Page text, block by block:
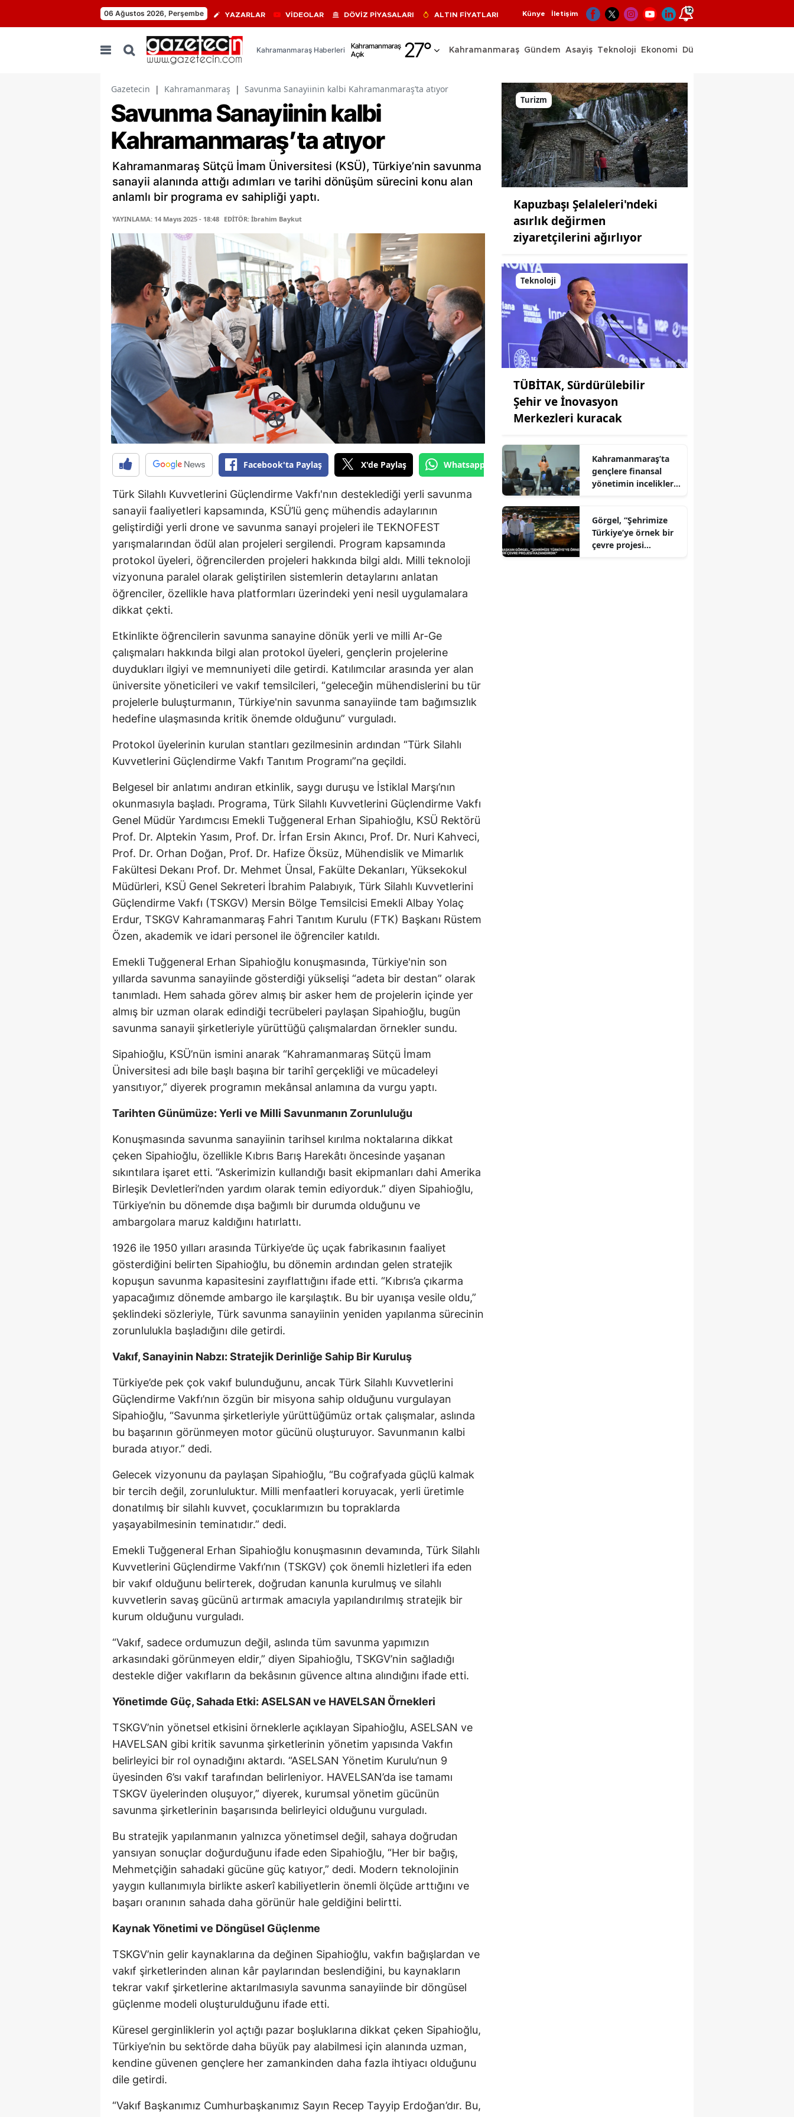
06 Ağustos 2026, Perşembe YAZARLAR VİDEOLAR DÖVİZ PİYASALARI ALTIN FİYATLARI Künye İletişim 12
Kahramanmaraş Haberleri
Kahramanmaraş
Açık
27°
Adıyaman
Afyonkarahisar
Ağrı
Antalya
Balıkesir
Bilecik
Bingöl
Bitlis
Bolu
Burdur
Bursa
Çanakkale
Çankırı
Çorum
Denizli
Diyarbakır
Edirne
Elazığ
Erzincan
Eskişehir
Gaziantep
Giresun
Gümüşhane
Hatay
Isparta
Mersin
İstanbul
İzmir
Kars
Kastamonu
Kayseri
Kırklareli
Kırşehir
Kocaeli
Konya
Kütahya
Malatya
Mardin
Muğla
Niğde
Ordu
Rize
Sakarya
Sivas
Tekirdağ
Trabzon
Tunceli
Uşak
Van
Aksaray
Bayburt
Karaman
Kırıkkale
Batman
Şırnak
Iğdır
Yalova
Karabük
Osmaniye
Düzce
Kahramanmaraş Gündem Asayiş Teknoloji Ekonomi Dünya
Gazetecin | Kahramanmaraş | Savunma Sanayiinin kalbi Kahramanmaraş’ta atıyor
Savunma Sanayiinin kalbi
Kahramanmaraş’ta atıyor
Kahramanmaraş Sütçü İmam Üniversitesi (KSÜ), Türkiye’nin savunma
sanayii alanında attığı adımları ve tarihi dönüşüm sürecini konu alan
anlamlı bir programa ev sahipliği yaptı.
YAYINLAMA: 14 Mayıs 2025 - 18:48 EDİTÖR: İbrahim Baykut
Facebook'ta Paylaş X'de Paylaş Whatsapp'tan Gönder
Türk Silahlı Kuvvetlerini Güçlendirme Vakfı'nın desteklediği yerli savunma
sanayii faaliyetleri kapsamında, KSÜ’lü genç mühendis adaylarının
geliştirdiği yerli drone ve savunma sanayi projeleri ile TEKNOFEST
yarışmalarından ödül alan projeleri sergilendi. Program kapsamında
protokol üyeleri, öğrencilerden projeleri hakkında bilgi aldı. Milli teknoloji
vizyonuna paralel olarak geliştirilen sistemlerin detaylarını anlatan
öğrenciler, özellikle hava platformları üzerindeki yeni nesil uygulamalara
dikkat çekti.
Etkinlikte öğrencilerin savunma sanayine dönük yerli ve milli Ar-Ge
çalışmaları hakkında bilgi alan protokol üyeleri, gençlerin projelerine
duydukları ilgiyi ve memnuniyeti dile getirdi. Katılımcılar arasında yer alan
üniversite yöneticileri ve vakıf temsilcileri, “geleceğin mühendislerini bu tür
projelerle buluşturmanın, Türkiye'nin savunma sanayiinde tam bağımsızlık
hedefine ulaşmasında kritik önemde olduğunu” vurguladı.
Protokol üyelerinin kurulan stantları gezilmesinin ardından “Türk Silahlı
Kuvvetlerini Güçlendirme Vakfı Tanıtım Programı”na geçildi.
Belgesel bir anlatımı andıran etkinlik, saygı duruşu ve İstiklal Marşı’nın
okunmasıyla başladı. Programa, Türk Silahlı Kuvvetlerini Güçlendirme Vakfı
Genel Müdür Yardımcısı Emekli Tuğgeneral Erhan Sipahioğlu, KSÜ Rektörü
Prof. Dr. Alptekin Yasım, Prof. Dr. İrfan Ersin Akıncı, Prof. Dr. Nuri Kahveci,
Prof. Dr. Orhan Doğan, Prof. Dr. Hafize Öksüz, Mühendislik ve Mimarlık
Fakültesi Dekanı Prof. Dr. Mehmet Ünsal, Fakülte Dekanları, Yüksekokul
Müdürleri, KSÜ Genel Sekreteri İbrahim Palabıyık, Türk Silahlı Kuvvetlerini
Güçlendirme Vakfı (TSKGV) Mersin Bölge Temsilcisi Emekli Albay Yolaç
Erdur, TSKGV Kahramanmaraş Fahri Tanıtım Kurulu (FTK) Başkanı Rüstem
Özen, akademik ve idari personel ile öğrenciler katıldı.
Emekli Tuğgeneral Erhan Sipahioğlu konuşmasında, Türkiye'nin son
yıllarda savunma sanayiinde gösterdiği yükselişi “adeta bir destan” olarak
tanımladı. Hem sahada görev almış bir asker hem de projelerin içinde yer
almış bir uzman olarak edindiği tecrübeleri paylaşan Sipahioğlu, bugün
savunma sanayii şirketleriyle yürüttüğü çalışmalardan örnekler sundu.
Sipahioğlu, KSÜ’nün ismini anarak “Kahramanmaraş Sütçü İmam
Üniversitesi adı bile başlı başına bir tarihî gerçekliği ve mücadeleyi
yansıtıyor,” diyerek programın mekânsal anlamına da vurgu yaptı.
Tarihten Günümüze: Yerli ve Milli Savunmanın Zorunluluğu
Konuşmasında savunma sanayiinin tarihsel kırılma noktalarına dikkat
çeken Sipahioğlu, özellikle Kıbrıs Barış Harekâtı öncesinde yaşanan
sıkıntılara işaret etti. “Askerimizin kullandığı basit ekipmanları dahi Amerika
Birleşik Devletleri’nden yardım olarak temin ediyorduk.” diyen Sipahioğlu,
Türkiye’nin bu dönemde dışa bağımlı bir durumda olduğunu ve
ambargolara maruz kaldığını hatırlattı.
1926 ile 1950 yılları arasında Türkiye’de üç uçak fabrikasının faaliyet
gösterdiğini belirten Sipahioğlu, bu dönemin ardından gelen stratejik
kopuşun savunma kapasitesini zayıflattığını ifade etti. “Kıbrıs’a çıkarma
yapacağımız dönemde ambargo ile karşılaştık. Bu bir uyanışa vesile oldu,”
şeklindeki sözleriyle, Türk savunma sanayiinin yeniden yapılanma sürecinin
zorunlulukla başladığını dile getirdi.
Vakıf, Sanayinin Nabzı: Stratejik Derinliğe Sahip Bir Kuruluş
Türkiye’de pek çok vakıf bulunduğunu, ancak Türk Silahlı Kuvvetlerini
Güçlendirme Vakfı’nın özgün bir misyona sahip olduğunu vurgulayan
Sipahioğlu, “Savunma şirketleriyle yürüttüğümüz ortak çalışmalar, aslında
bu başarının görünmeyen motor gücünü oluşturuyor. Savunmanın kalbi
burada atıyor.” dedi.
Gelecek vizyonunu da paylaşan Sipahioğlu, “Bu coğrafyada güçlü kalmak
bir tercih değil, zorunluluktur. Milli menfaatleri koruyacak, yerli üretimle
donatılmış bir silahlı kuvvet, çocuklarımızın bu topraklarda
yaşayabilmesinin teminatıdır.” dedi.
Emekli Tuğgeneral Erhan Sipahioğlu konuşmasının devamında, Türk Silahlı
Kuvvetlerini Güçlendirme Vakfı’nın (TSKGV) çok önemli hizletleri ifa eden
bir vakıf olduğunu belirterek, doğrudan kanunla kurulmuş ve silahlı
kuvvetlerin savaş gücünü artırmak amacıyla yapılandırılmış stratejik bir
kurum olduğunu vurguladı.
“Vakıf, sadece ordumuzun değil, aslında tüm savunma yapımızın
arkasındaki görünmeyen eldir,” diyen Sipahioğlu, TSKGV’nin sağladığı
destekle diğer vakıfların da bekâsının güvence altına alındığını ifade etti.
Yönetimde Güç, Sahada Etki: ASELSAN ve HAVELSAN Örnekleri
TSKGV’nin yönetsel etkisini örneklerle açıklayan Sipahioğlu, ASELSAN ve
HAVELSAN gibi kritik savunma şirketlerinin yönetim yapısında Vakfın
belirleyici bir rol oynadığını aktardı. “ASELSAN Yönetim Kurulu’nun 9
üyesinden 6’sı vakıf tarafından belirleniyor. HAVELSAN’da ise tamamı
TSKGV üyelerinden oluşuyor,” diyerek, kurumsal yönetim gücünün
savunma şirketlerinin başarısında belirleyici olduğunu vurguladı.
Bu stratejik yapılanmanın yalnızca yönetimsel değil, sahaya doğrudan
yansıyan sonuçlar doğurduğunu ifade eden Sipahioğlu, “Her bir bağış,
Mehmetçiğin sahadaki gücüne güç katıyor,” dedi. Modern teknolojinin
yaygın kullanımıyla birlikte askerî kabiliyetlerin önemli ölçüde arttığını ve
başarı oranının sahada daha görünür hale geldiğini belirtti.
Kaynak Yönetimi ve Döngüsel Güçlenme
TSKGV’nin gelir kaynaklarına da değinen Sipahioğlu, vakfın bağışlardan ve
vakıf şirketlerinden alınan kâr paylarından beslendiğini, bu kaynakların
tekrar vakıf şirketlerine aktarılmasıyla savunma sanayiinde bir döngüsel
güçlenme modeli oluşturulduğunu ifade etti.
Küresel gerginliklerin yol açtığı pazar boşluklarına dikkat çeken Sipahioğlu,
Türkiye’nin bu sektörde daha büyük pay alabilmesi için alanında uzman,
kendine güvenen gençlere her zamankinden daha fazla ihtiyacı olduğunu
dile getirdi.
“Vakıf Başkanımız Cumhurbaşkanımız Sayın Recep Tayyip Erdoğan’dır. Bu,
Turizm
Kapuzbaşı Şelaleleri'ndeki
asırlık değirmen
ziyaretçilerini ağırlıyor
Teknoloji
TÜBİTAK, Sürdürülebilir
Şehir ve İnovasyon
Merkezleri kuracak
Kahramanmaraş’ta
gençlere finansal
yönetimin incelikleri
Görgel, “Şehrimize
Türkiye’ye örnek bir
çevre projesi